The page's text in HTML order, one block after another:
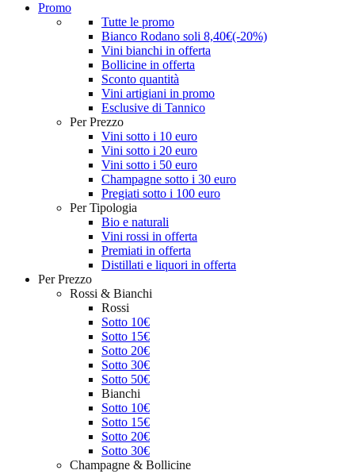
Promo
Tutte le promo
Bianco Rodano soli 8,40€(-20%)
Vini bianchi in offerta
Bollicine in offerta
Sconto quantità
Vini artigiani in promo
Esclusive di Tannico
Per Prezzo
Vini sotto i 10 euro
Vini sotto i 20 euro
Vini sotto i 50 euro
Champagne sotto i 30 euro
Pregiati sotto i 100 euro
Per Tipologia
Bio e naturali
Vini rossi in offerta
Premiati in offerta
Distillati e liquori in offerta
Per Prezzo
Rossi & Bianchi
Rossi
Sotto 10€
Sotto 15€
Sotto 20€
Sotto 30€
Sotto 50€
Bianchi
Sotto 10€
Sotto 15€
Sotto 20€
Sotto 30€
Champagne & Bollicine